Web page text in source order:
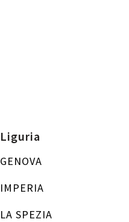
Liguria
GENOVA
IMPERIA
LA SPEZIA